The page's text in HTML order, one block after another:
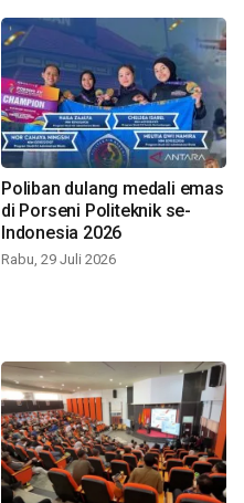
Poliban dulang medali emas
di Porseni Politeknik se-
Indonesia 2026
Rabu, 29 Juli 2026